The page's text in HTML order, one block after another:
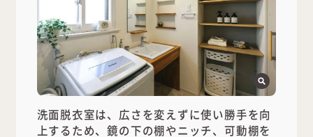
洗面脱衣室は、広さを変えずに使い勝手を向
上するため、鏡の下の棚やニッチ、可動棚を